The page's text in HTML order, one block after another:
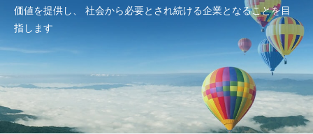
価値を提供し、
社会から必要とされ続ける企業となることを目
指します